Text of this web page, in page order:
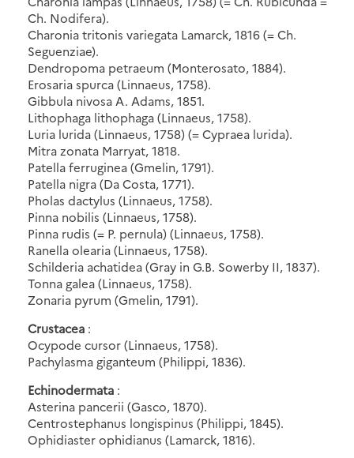
Ch. Nodifera).
Charonia tritonis variegata Lamarck, 1816 (= Ch.
Seguenziae).
Dendropoma petraeum (Monterosato, 1884).
Erosaria spurca (Linnaeus, 1758).
Gibbula nivosa A. Adams, 1851.
Lithophaga lithophaga (Linnaeus, 1758).
Luria lurida (Linnaeus, 1758) (= Cypraea lurida).
Mitra zonata Marryat, 1818.
Patella ferruginea (Gmelin, 1791).
Patella nigra (Da Costa, 1771).
Pholas dactylus (Linnaeus, 1758).
Pinna nobilis (Linnaeus, 1758).
Pinna rudis (= P. pernula) (Linnaeus, 1758).
Ranella olearia (Linnaeus, 1758).
Schilderia achatidea (Gray in G.B. Sowerby II, 1837).
Tonna galea (Linnaeus, 1758).
Zonaria pyrum (Gmelin, 1791).
Crustacea :
Ocypode cursor (Linnaeus, 1758).
Pachylasma giganteum (Philippi, 1836).
Echinodermata :
Asterina pancerii (Gasco, 1870).
Centrostephanus longispinus (Philippi, 1845).
Ophidiaster ophidianus (Lamarck, 1816).